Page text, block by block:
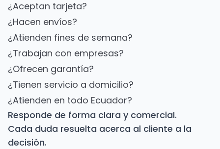
¿Aceptan tarjeta?
¿Hacen envíos?
¿Atienden fines de semana?
¿Trabajan con empresas?
¿Ofrecen garantía?
¿Tienen servicio a domicilio?
¿Atienden en todo Ecuador?
Responde de forma clara y comercial.
Cada duda resuelta acerca al cliente a la
decisión.